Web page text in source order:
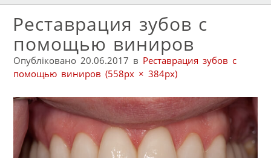
Реставрация зубов с
помощью виниров
Опубліковано 20.06.2017 в Реставрация зубов с
помощью виниров (558px × 384px)